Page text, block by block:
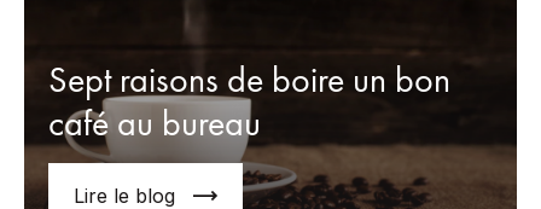
Sept raisons de boire un bon
café au bureau
Lire le blog